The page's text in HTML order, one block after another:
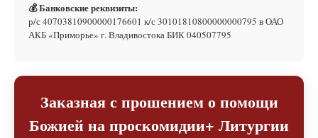
💰 Банковские реквизиты:
р/с 40703810900000176601 к/с 30101810800000000795 в ОАО
АКБ «Приморье» г. Владивостока БИК 040507795
Заказная с прошением о помощи
Божией на проскомидии+ Литургии